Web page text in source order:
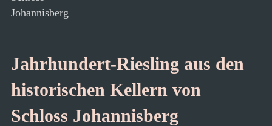
Johannisberg
Jahrhundert-Riesling aus den
historischen Kellern von
Schloss Johannisberg